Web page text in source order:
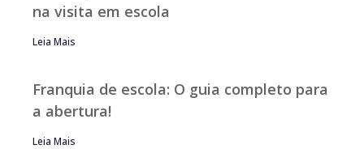
na visita em escola
Leia Mais
Franquia de escola: O guia completo para
a abertura!
Leia Mais